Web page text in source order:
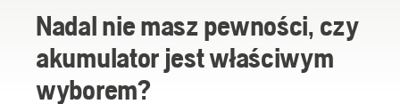
Nadal nie masz pewności, czy
akumulator jest właściwym
wyborem?